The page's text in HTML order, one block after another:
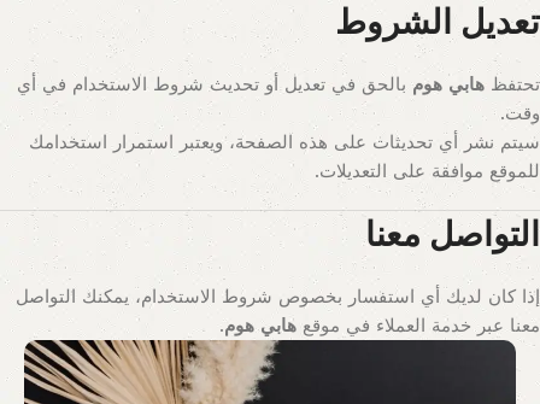
تعديل الشروط
تحتفظ هابي هومبالحق في تعديل أو تحديث شروط الاستخدام في أي
وقت.
سيتم نشر أي تحديثات على هذه الصفحة، ويعتبر استمرار استخدامك
للموقع موافقة على التعديلات.
التواصل معنا
إذا كان لديك أي استفسار بخصوص شروط الاستخدام، يمكنك التواصل
معنا عبر خدمة العملاء في موقع هابي هوم.